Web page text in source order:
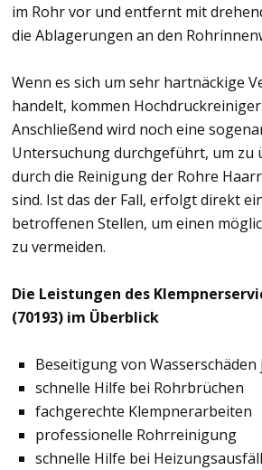
im Rohr vor und entfernt mit
die Ablagerungen an den
Wenn es sich um sehr hartnäckige
handelt, kommen Hochdruckreiniger
Anschließend wird noch eine
Untersuchung durchgeführt, um zu
durch die Reinigung der Rohre
sind. Ist das der Fall, erfolgt direkt
betroffenen Stellen, um einen
zu vermeiden.
Die Leistungen des
(70193) im Überblick
Beseitigung von
schnelle Hilfe bei Rohrbrüchen
fachgerechte Klempnerarbeiten
professionelle Rohrreinigung
schnelle Hilfe bei